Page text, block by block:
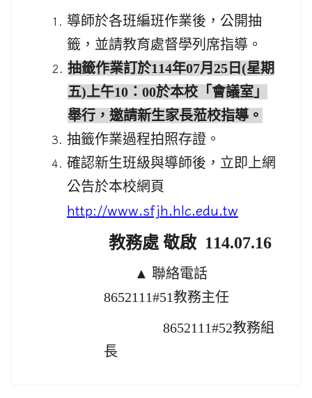
導師於各班編班作業後，公開抽
籤，並請教育處督學列席指導。
抽籤作業訂於114年07月25日(星期
五)上午10：00於本校「會議室」
舉行，邀請新生家長蒞校指導。
抽籤作業過程拍照存證。
確認新生班級與導師後，立即上網
公告於本校網頁
http://www.sfjh.hlc.edu.tw
教務處 敬啟 114.07.16
▲ 聯絡電話
8652111#51教務主任
8652111#52教務組
長